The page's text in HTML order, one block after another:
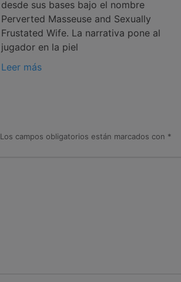
desde sus bases bajo el nombre
Perverted Masseuse and Sexually
Frustated Wife. La narrativa pone al
jugador en la piel
Leer más
Los campos obligatorios están marcados con *